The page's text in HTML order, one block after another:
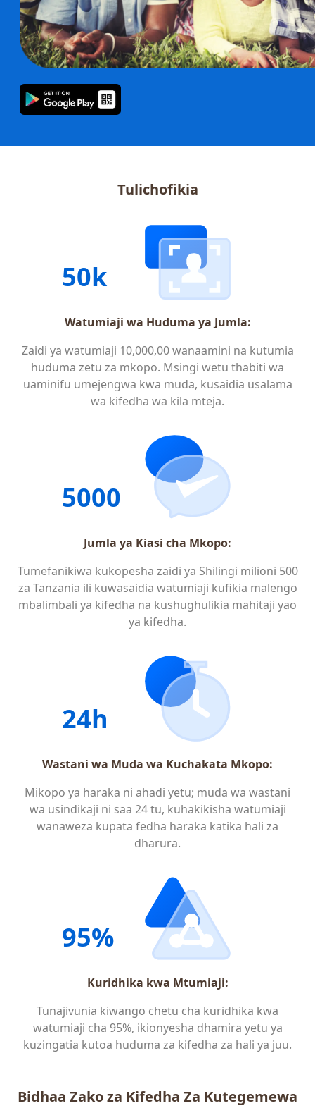
Tulichofikia
50k
Watumiaji wa Huduma ya Jumla:
Zaidi ya watumiaji 10,000,00 wanaamini na kutumia
huduma zetu za mkopo. Msingi wetu thabiti wa
uaminifu umejengwa kwa muda, kusaidia usalama
wa kifedha wa kila mteja.
5000
Jumla ya Kiasi cha Mkopo:
Tumefanikiwa kukopesha zaidi ya Shilingi milioni 500
za Tanzania ili kuwasaidia watumiaji kufikia malengo
mbalimbali ya kifedha na kushughulikia mahitaji yao
ya kifedha.
24h
Wastani wa Muda wa Kuchakata Mkopo:
Mikopo ya haraka ni ahadi yetu; muda wa wastani
wa usindikaji ni saa 24 tu, kuhakikisha watumiaji
wanaweza kupata fedha haraka katika hali za
dharura.
95%
Kuridhika kwa Mtumiaji:
Tunajivunia kiwango chetu cha kuridhika kwa
watumiaji cha 95%, ikionyesha dhamira yetu ya
kuzingatia kutoa huduma za kifedha za hali ya juu.
Bidhaa Zako za Kifedha Za Kutegemewa